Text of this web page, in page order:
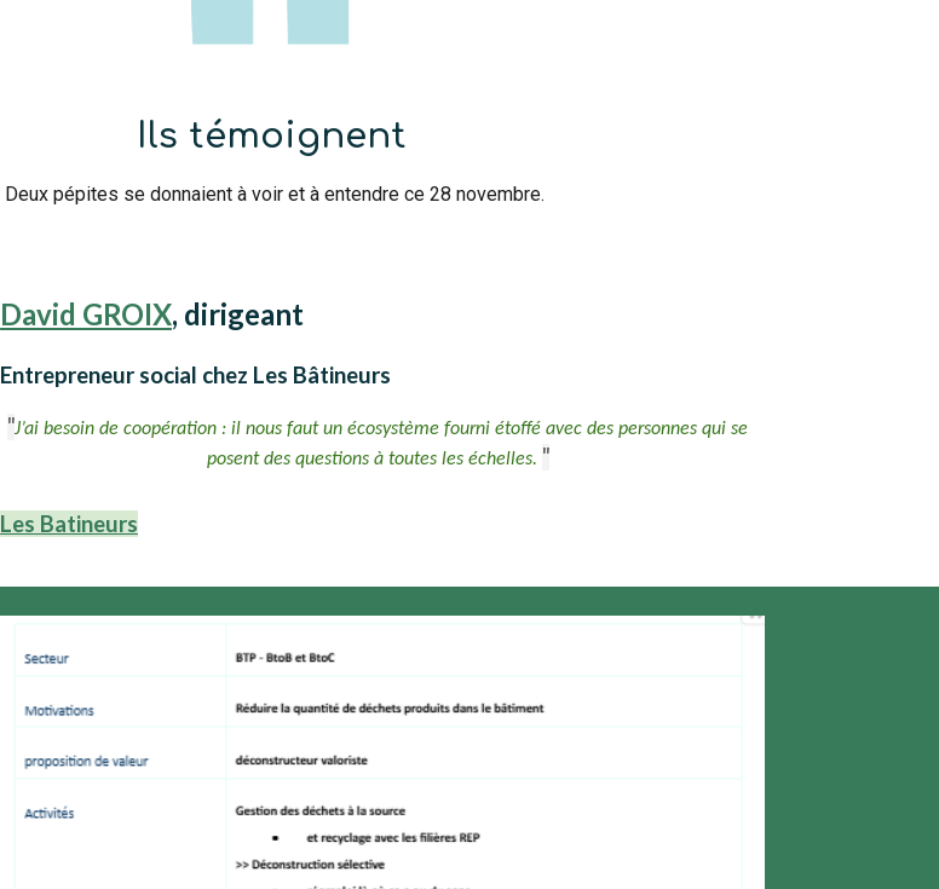
Ils témoignent
Deux pépites se donnaient à voir et à entendre ce 28 novembre.
David GROIX, dirigeant
Entrepreneur social chez Les Bâtineurs
"J’ai besoin de coopération : il nous faut un écosystème fourni étoffé avec des personnes qui se
posent des questions à toutes les échelles. "
Les Batineurs